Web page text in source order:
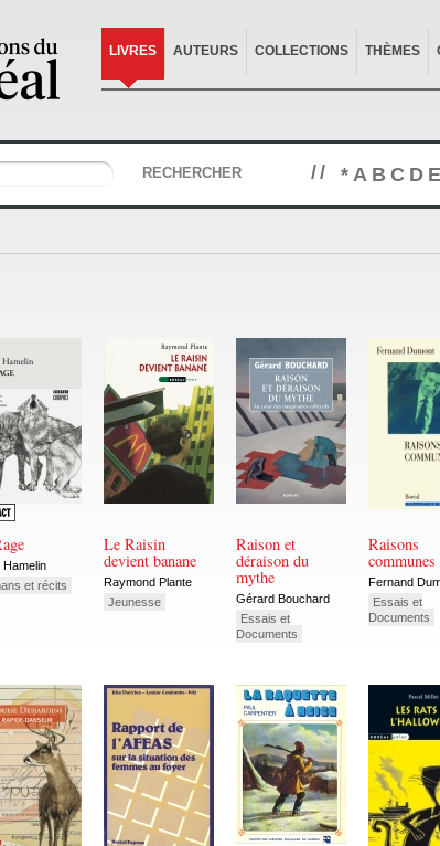
LIVRES AUTEURS COLLECTIONS THÈMES
RECHERCHER // * A B C D E
Hamelin
et récits
Le Raisin
devient banane
Raymond Plante
Jeunesse
Raison et
déraison du
mythe
Gérard Bouchard
Essais et
Documents
Raisons
communes
Fernand
Essais et
Documents